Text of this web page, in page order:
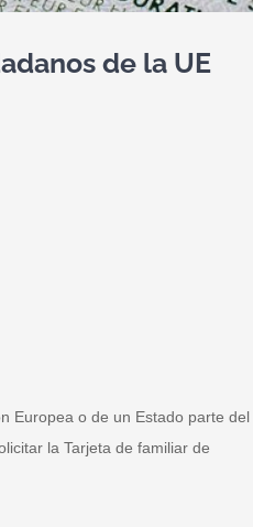
de la UE
Europea o de un Estado parte del
la Tarjeta de familiar de